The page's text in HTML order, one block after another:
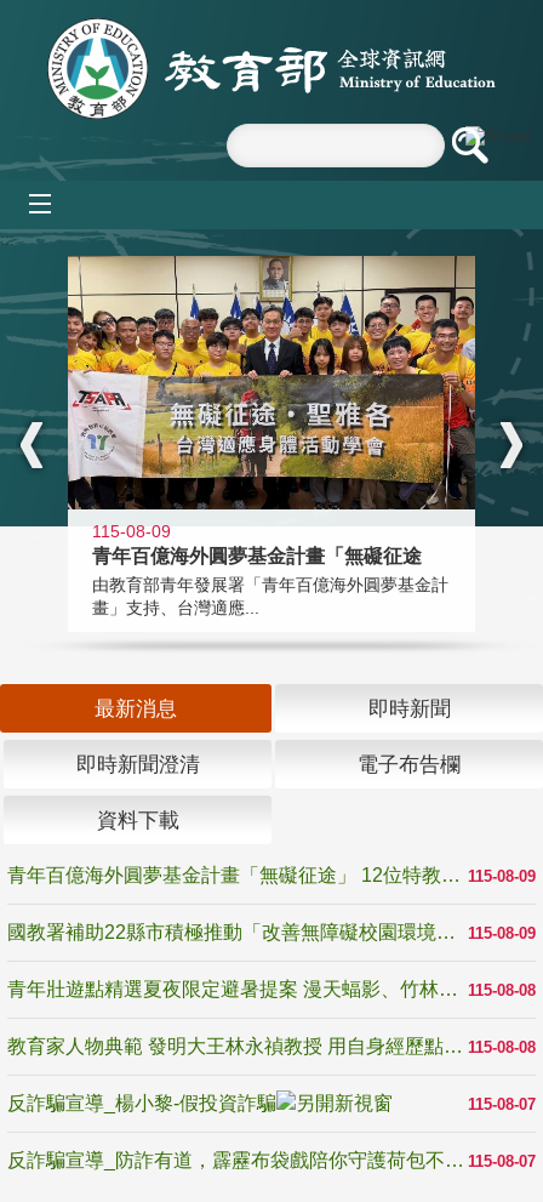
跳到主要內容區塊
:::
115-08-09
青年百億海外圓夢基金計畫「無礙征途
由教育部青年發展署「青年百億海外圓夢基金計
畫」支持、台灣適應...
最新消息 即時新聞
即時新聞澄清 電子布告欄
資料下載
115-08-09
青年百億海外圓夢基金計畫「無礙征途」 12位特教與弱勢青年勇闖西班牙 跨越感官限制見證生命蛻變
115-08-09
國教署補助22縣市積極推動「改善無障礙校園環境計畫」 打造友善、安全、無礙學習空間
115-08-08
青年壯遊點精選夏夜限定避暑提案 漫天蝠影、竹林尋蛙、茶香夜觀 邀青年暮色出發
115-08-08
教育家人物典範 發明大王林永禎教授 用自身經歷點亮學生的路
115-08-07
反詐騙宣導_楊小黎-假投資詐騙
115-08-07
反詐騙宣導_防詐有道，霹靂布袋戲陪你守護荷包不受騙